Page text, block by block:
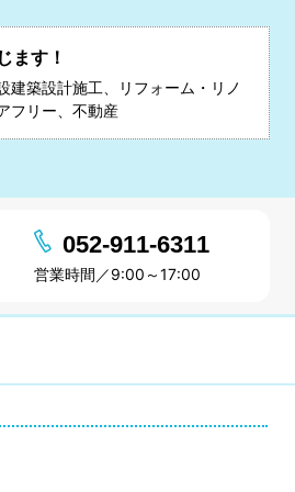
ます！
建築設計施工、リフォーム・リノ
フリー、不動産
052-911-6311
営業時間／9:00～17:00